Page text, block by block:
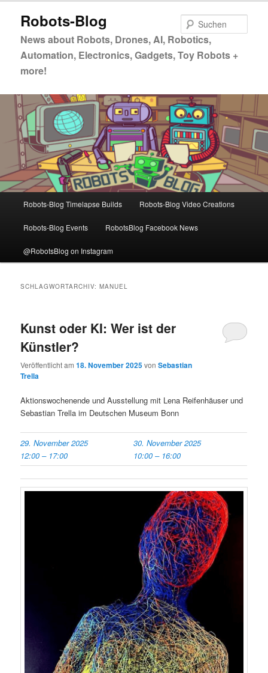
primären
springen
sekundären
springen
Robots-Blog
News about Robots, Drones, AI, Robotics,
Automation, Electronics, Gadgets, Toy Robots +
more!
Robots-Blog Timelapse Builds Robots-Blog Video Creations
Robots-Blog Events RobotsBlog Facebook News
@RobotsBlog on Instagram
SCHLAGWORTARCHIV:MANUEL
Kunst oder KI: Wer ist der
Künstler?
Veröffentlicht am18. November 2025vonSebastian
Trella
Aktionswochenende und Ausstellung mit Lena Reifenhäuser und
Sebastian Trella im Deutschen Museum Bonn
29. November 2025
12:00 – 17:00
30. November 2025
10:00 – 16:00